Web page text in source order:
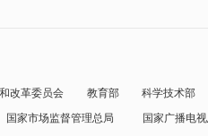
改革委员会 教育部
科学技术部
国家市场监督管理总局
国家广播电